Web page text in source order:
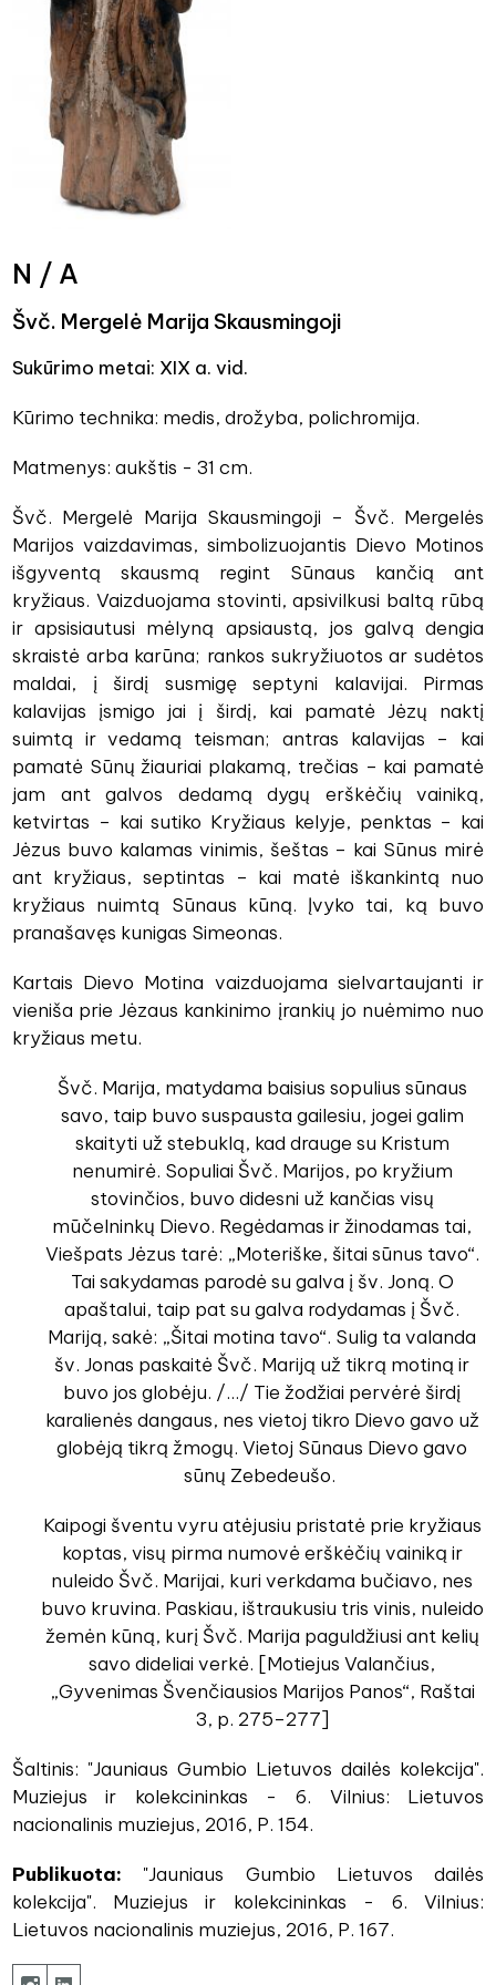
N / A
Švč. Mergelė Marija Skausmingoji
Sukūrimo metai: XIX a. vid.
Kūrimo technika: medis, drožyba, polichromija.
Matmenys: aukštis - 31 cm.
Švč. Mergelė Marija Skausmingoji – Švč. Mergelės
Marijos vaizdavimas, simbolizuojantis Dievo Motinos
išgyventą skausmą regint Sūnaus kančią ant
kryžiaus. Vaizduojama stovinti, apsivilkusi baltą rūbą
ir apsisiautusi mėlyną apsiaustą, jos galvą dengia
skraistė arba karūna; rankos sukryžiuotos ar sudėtos
maldai, į širdį susmigę septyni kalavijai. Pirmas
kalavijas įsmigo jai į širdį, kai pamatė Jėzų naktį
suimtą ir vedamą teisman; antras kalavijas – kai
pamatė Sūnų žiauriai plakamą, trečias – kai pamatė
jam ant galvos dedamą dygų erškėčių vainiką,
ketvirtas – kai sutiko Kryžiaus kelyje, penktas – kai
Jėzus buvo kalamas vinimis, šeštas – kai Sūnus mirė
ant kryžiaus, septintas – kai matė iškankintą nuo
kryžiaus nuimtą Sūnaus kūną. Įvyko tai, ką buvo
pranašavęs kunigas Simeonas.
Kartais Dievo Motina vaizduojama sielvartaujanti ir
vieniša prie Jėzaus kankinimo įrankių jo nuėmimo nuo
kryžiaus metu.
Švč. Marija, matydama baisius sopulius sūnaus
savo, taip buvo suspausta gailesiu, jogei galim
skaityti už stebuklą, kad drauge su Kristum
nenumirė. Sopuliai Švč. Marijos, po kryžium
stovinčios, buvo didesni už kančias visų
mūčelninkų Dievo. Regėdamas ir žinodamas tai,
Viešpats Jėzus tarė: „Moteriške, šitai sūnus tavo“.
Tai sakydamas parodė su galva į šv. Joną. O
apaštalui, taip pat su galva rodydamas į Švč.
Mariją, sakė: „Šitai motina tavo“. Sulig ta valanda
šv. Jonas paskaitė Švč. Mariją už tikrą motiną ir
buvo jos globėju. /.../ Tie žodžiai pervėrė širdį
karalienės dangaus, nes vietoj tikro Dievo gavo už
globėją tikrą žmogų. Vietoj Sūnaus Dievo gavo
sūnų Zebedeušo.
Kaipogi šventu vyru atėjusiu pristatė prie kryžiaus
koptas, visų pirma numovė erškėčių vainiką ir
nuleido Švč. Marijai, kuri verkdama bučiavo, nes
buvo kruvina. Paskiau, ištraukusiu tris vinis, nuleido
žemėn kūną, kurį Švč. Marija paguldžiusi ant kelių
savo dideliai verkė. [Motiejus Valančius,
„Gyvenimas Švenčiausios Marijos Panos“, Raštai
3, p. 275–277]
Šaltinis: "Jauniaus Gumbio Lietuvos dailės kolekcija".
Muziejus ir kolekcininkas - 6. Vilnius: Lietuvos
nacionalinis muziejus, 2016, P. 154.
Publikuota: "Jauniaus Gumbio Lietuvos dailės
kolekcija". Muziejus ir kolekcininkas - 6. Vilnius:
Lietuvos nacionalinis muziejus, 2016, P. 167.